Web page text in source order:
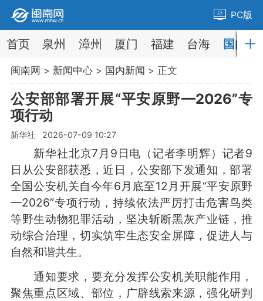
PC版
首页 泉州 漳州 厦门 福建 台海 国内
闽南网 > 新闻中心> 国内新闻 > 正文
公安部部署开展“平安原野—2026”专
项行动
新华社 2026-07-09 10:27
新华社北京7月9日电（记者李明辉）记者9
日从公安部获悉，近日，公安部下发通知，部署
全国公安机关自今年6月底至12月开展“平安原野
—2026”专项行动，持续依法严厉打击危害鸟类
等野生动物犯罪活动，坚决斩断黑灰产业链，推
动综合治理，切实筑牢生态安全屏障，促进人与
自然和谐共生。
通知要求，要充分发挥公安机关职能作用，
聚焦重点区域、部位，广辟线索来源，强化研判